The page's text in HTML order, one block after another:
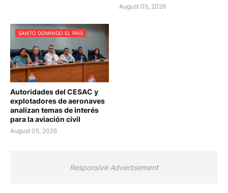
August 05, 2026
SANTO DOMINGO EL PAIS
Autoridades del CESAC y
explotadores de aeronaves
analizan temas de interés
para la aviación civil
August 05, 2026
Responsive Advertisement